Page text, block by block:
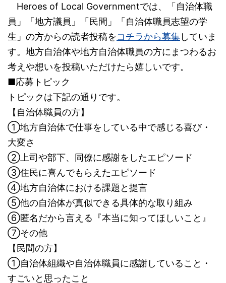
Heroes of Local Governmentでは、「自治体職
員」「地方議員」「民間」「自治体職員志望の学
生」の方からの読者投稿をコチラから募集していま
す。地方自治体や地方自治体職員の方にまつわるお
考えや想いを投稿いただけたら嬉しいです。
■応募トピック
トピックは下記の通りです。
【自治体職員の方】
①地方自治体で仕事をしている中で感じる喜び・
大変さ
②上司や部下、同僚に感謝をしたエピソード
③住民に喜んでもらえたエピソード
④地方自治体における課題と提言
⑤他の自治体が真似できる具体的な取り組み
⑥匿名だから言える『本当に知ってほしいこと』
⑦その他
【民間の方】
①自治体組織や自治体職員に感謝していること・
すごいと思ったこと